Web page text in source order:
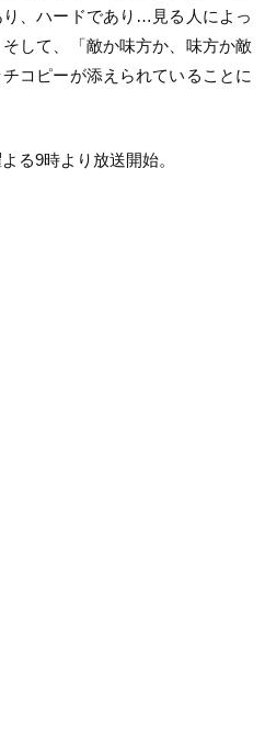
、ハードであり…見る人によっ
して、「敵か味方か、味方か敵
コピーが添えられていることに
る9時より放送開始。